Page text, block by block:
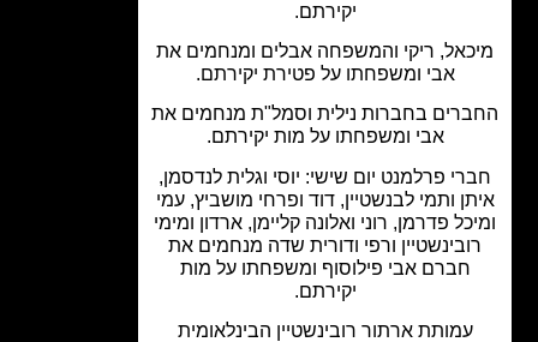
ריקי והמשפחה אבלים ומנחמים את
אבי ומשפחתו על פטירת יקירתם.
בחברות נילית וסמל"ת מנחמים את
אבי ומשפחתו על מות יקירתם.
פרלמנט יום שישי: יוסי וגלית לנדסמן,
ותמי לבנשטיין, דוד ופרחי מושביץ, עמי
פדרמן, רוני ואלונה קליימן, ארדון ומימי
ורפי ודורית שדה מנחמים את
חברם אבי פילוסוף ומשפחתו על מות
עמותת ארתור רובינשטיין הבינלאומית